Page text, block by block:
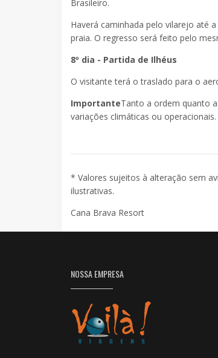
Brasileiro.
Haverá caminhada pelo vilarejo até
praia. O regresso será feito pelo
8º dia - Partida de Ilhéus
O visitante terá o traslado para o
ImportanteTanto a ordem quanto
variações climáticas ou operacionais.
* Valores sujeitos à alteração sem
ilustrativas.
Cana Brava Resort
NOSSA EMPRESA